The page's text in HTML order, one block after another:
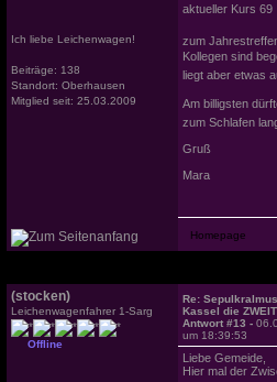
Ich liebe Leichenwagen!
Beiträge: 138
Standort: Oberhausen
Mitglied seit: 25.03.2009
aktueller Kurs 69 
zum
Kollegen sind
liegt aber etwas
Am billigsten
zum Schlafen
Gruß
Mara
(stocken)
Leichenwagenfahrer 1-Sarg
Offline
Re:
Kassel die
Antwort #13 -
um 18:39:53
Liebe Gemeide,
Hier mal der